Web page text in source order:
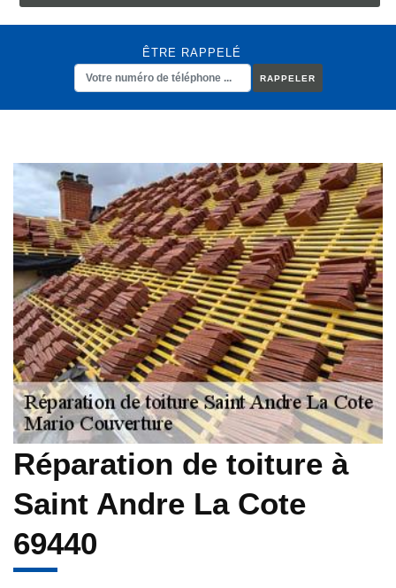
ÊTRE RAPPELÉ
Réparation de toiture à
Saint Andre La Cote
69440